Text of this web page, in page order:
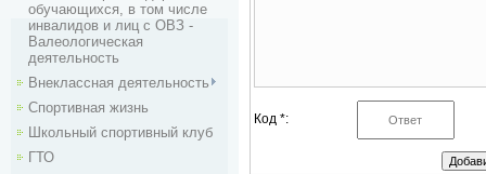
обучающихся, в том числе
инвалидов и лиц с ОВЗ -
Валеологическая
деятельность
Внекласcная деятельность
Спортивная жизнь
Школьный спортивный клуб
ГТО
Код *: